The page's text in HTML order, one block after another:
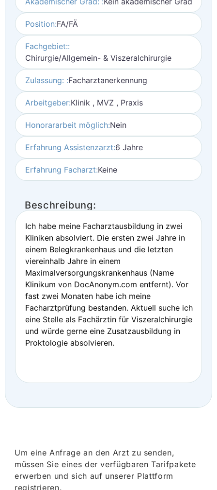
Position:FA/FÄ
Fachgebiet::
Chirurgie/Allgemein- & Viszeralchirurgie
Zulassung: :Facharztanerkennung
Arbeitgeber:Klinik , MVZ , Praxis
Honorararbeit möglich:Nein
Erfahrung Assistenzarzt:6 Jahre
Erfahrung Facharzt:Keine
Beschreibung:
Ich habe meine Facharztausbildung in zwei
Kliniken absolviert. Die ersten zwei Jahre in
einem Belegkrankenhaus und die letzten
viereinhalb Jahre in einem
Maximalversorgungskrankenhaus (Name
Klinikum von DocAnonym.com entfernt). Vor
fast zwei Monaten habe ich meine
Facharztprüfung bestanden. Aktuell suche ich
eine Stelle als Fachärztin für Viszeralchirurgie
und würde gerne eine Zusatzausbildung in
Proktologie absolvieren.
Um eine Anfrage an den Arzt zu senden,
müssen Sie eines der verfügbaren Tarifpakete
erwerben und sich auf unserer Plattform
registrieren.